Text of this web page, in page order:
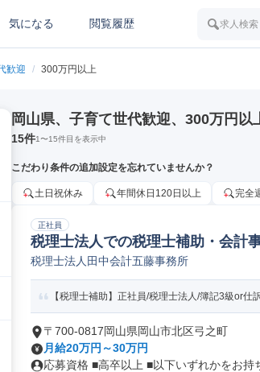
気になる 閲覧履歴 求人検索
歓迎 / 300万円以上
岡山県、子育て世代歓迎、300万円以
15件1〜15件目を表示中
こだわり条件の追加設定を忘れていませんか？
土日祝休み 年間休日120日以上 完全
正社員
税理士法人での税理士補助・会計
税理士法人田中会計五藤事務所
【税理士補助】正社員/税理士法人/簿記3級or
〒700-0817岡山県岡山市北区弓之町
月給20万円～30万円
応募資格 ■高卒以上 ■以下いずれかをお